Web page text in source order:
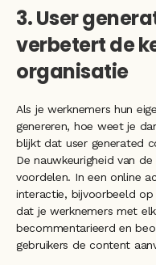
3. User
verbetert de
organisatie
Als je werknemers hun
genereren, hoe weet je
blijkt dat user generated
De nauwkeurigheid van
voordelen. In een online
interactie, bijvoorbeeld
dat je werknemers met
becommentarieerd en
gebruikers de content